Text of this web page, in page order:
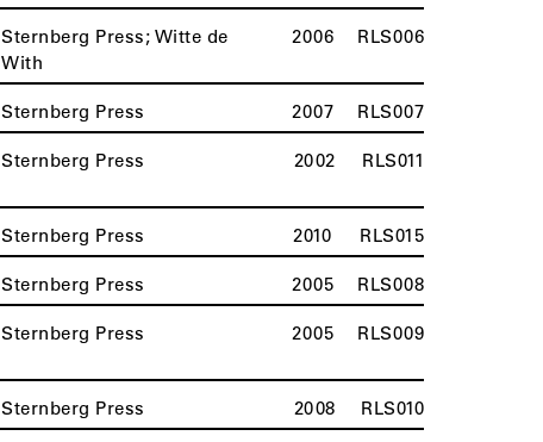
Sternberg Press; Witte de
With
2006 RLS006
Sternberg Press 2007 RLS007
Sternberg Press 2002 RLS011
Sternberg Press 2010 RLS015
Sternberg Press 2005 RLS008
Sternberg Press 2005 RLS009
Sternberg Press 2008 RLS010